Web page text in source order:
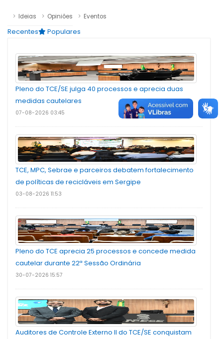
Ideias Opiniões Eventos
Recentes Populares
Pleno do TCE/SE julga 40 processos e aprecia duas
medidas cautelares
07-08-2026 03:45
TCE, MPC, Sebrae e parceiros debatem fortalecimento
de políticas de recicláveis em Sergipe
03-08-2026 11:53
Pleno do TCE aprecia 25 processos e concede medida
cautelar durante 22ª Sessão Ordinária
30-07-2026 15:57
Auditores de Controle Externo II do TCE/SE conquistam